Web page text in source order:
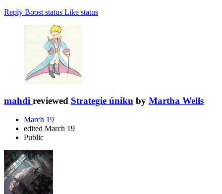
Reply Boost status Like status
mahdi reviewed Strategie úniku by Martha Wells
March 19
edited March 19
Public